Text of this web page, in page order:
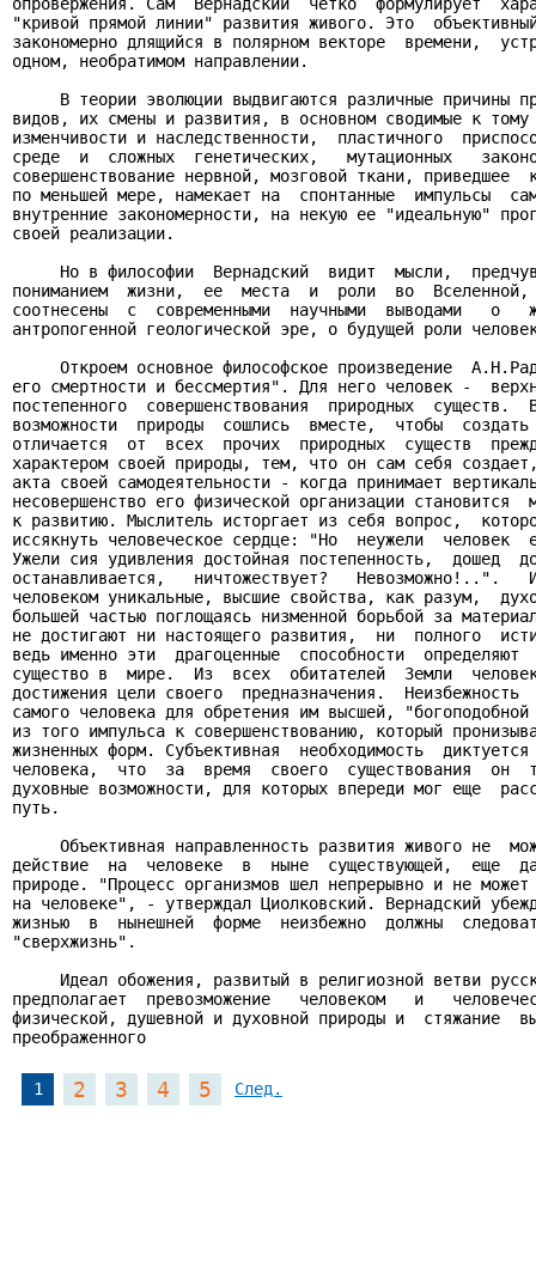
"кривой прямой линии" развития живого. Это
закономерно длящийся в полярном векторе  времени,
одном, необратимом направлении.
В теории эволюции выдвигаются различные причины
видов, их смены и развития, в основном сводимые к
изменчивости и наследственности,  пластичного
среде  и  сложных  генетических,   мутационных
совершенствование нервной, мозговой ткани, приведшее
по меньшей мере, намекает на  спонтанные  импульсы
внутренние закономерности, на некую ее "идеальную"
своей реализации.
Но в философии  Вернадский  видит  мысли,
пониманием  жизни,  ее  места  и  роли  во  Вселенной,
соотнесены  с  современными  научными  выводами   о
антропогенной геологической эре, о будущей роли
Откроем основное философское произведение
его смертности и бессмертия". Для него человек -
постепенного  совершенствования  природных
возможности  природы  сошлись  вместе,  чтобы
отличается  от  всех  прочих  природных  существ
характером своей природы, тем, что он сам себя
акта своей самодеятельности - когда принимает
несовершенство его физической организации становится
к развитию. Мыслитель исторгает из себя вопрос,
иссякнуть человеческое сердце: "Но  неужели  человек
Ужели сия удивления достойная постепенность,  дошед
останавливается,   ничтожествует?   Невозможно!..".
человеком уникальные, высшие свойства, как разум,
большей частью поглощаясь низменной борьбой за
не достигают ни настоящего развития,  ни  полного
ведь именно эти  драгоценные  способности
существо в  мире.  Из  всех  обитателей  Земли
достижения цели своего  предназначения.  Неизбежность
самого человека для обретения им высшей,
из того импульса к совершенствованию, который
жизненных форм. Субъективная  необходимость
человека,  что  за  время  своего  существования  он
духовные возможности, для которых впереди мог еще
путь.
Объективная направленность развития живого не
действие  на  человеке  в  ныне  существующей,  еще
природе. "Процесс организмов шел непрерывно и не может
на человеке", - утверждал Циолковский. Вернадский
жизнью  в  нынешней  форме  неизбежно  должны
"сверхжизнь".
Идеал обожения, развитый в религиозной ветви
предполагает  превозможение   человеком   и
физической, душевной и духовной природы и  стяжание
преображенного
1 2 3 4 5 След.